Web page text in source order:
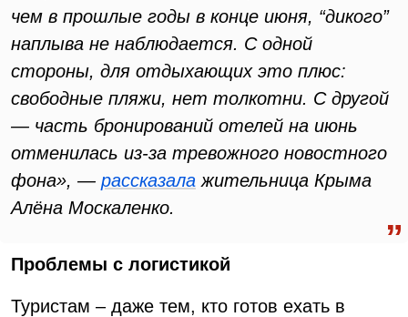
чем в прошлые годы в конце июня, “дикого”
наплыва не наблюдается. С одной
стороны, для отдыхающих это плюс:
свободные пляжи, нет толкотни. С другой
— часть бронирований отелей на июнь
отменилась из-за тревожного новостного
фона», — рассказала жительница Крыма
Алёна Москаленко.
Проблемы с логистикой
Туристам – даже тем, кто готов ехать в